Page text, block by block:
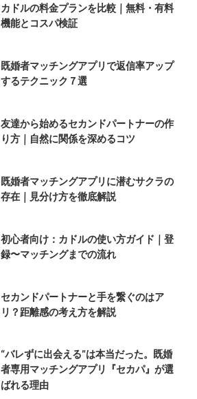
カドルの料金プランを比較｜無料・有料
機能とコスパ検証
既婚者マッチングアプリで返信率アップ
するテクニック７選
友達から始めるセカンドパートナーの作
り方｜自然に関係を深めるコツ
既婚者マッチングアプリに潜むサクラの
存在｜見分け方を徹底解説
初心者向け：カドルの使い方ガイド｜登
録〜マッチングまでの流れ
セカンドパートナーと手を繋ぐのはア
リ？距離感の考え方を解説
“バレずに出会える”は本当だった。既婚
者専用マッチングアプリ『セカパ』が選
ばれる理由